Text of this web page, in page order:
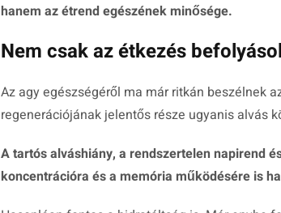
hanem az étrend egészének minősége.
Nem csak az étkezés
Az agy egészségéről ma már ritkán beszélnek
regenerációjának jelentős része ugyanis alvás
A tartós alváshiány, a rendszertelen napirend
koncentrációra és a memória működésére is